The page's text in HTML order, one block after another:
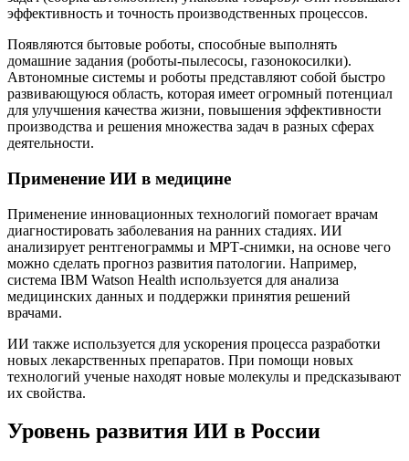
эффективность и точность производственных процессов.
Появляются бытовые роботы, способные выполнять
домашние задания (роботы-пылесосы, газонокосилки).
Автономные системы и роботы представляют собой быстро
развивающуюся область, которая имеет огромный потенциал
для улучшения качества жизни, повышения эффективности
производства и решения множества задач в разных сферах
деятельности.
Применение ИИ в медицине
Применение инновационных технологий помогает врачам
диагностировать заболевания на ранних стадиях. ИИ
анализирует рентгенограммы и МРТ-снимки, на основе чего
можно сделать прогноз развития патологии. Например,
система IBM Watson Health используется для анализа
медицинских данных и поддержки принятия решений
врачами.
ИИ также используется для ускорения процесса разработки
новых лекарственных препаратов. При помощи новых
технологий ученые находят новые молекулы и предсказывают
их свойства.
Уровень развития ИИ в России